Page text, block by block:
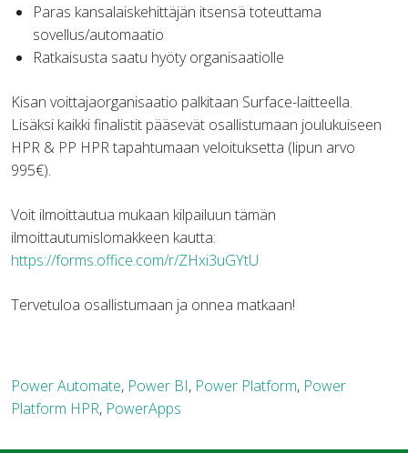
Paras kansalaiskehittäjän itsensä toteuttama
sovellus/automaatio
Ratkaisusta saatu hyöty organisaatiolle
Kisan voittajaorganisaatio palkitaan Surface-laitteella.
Lisäksi kaikki finalistit pääsevät osallistumaan joulukuiseen
HPR & PP HPR tapahtumaan veloituksetta (lipun arvo
995€).
Voit ilmoittautua mukaan kilpailuun tämän
ilmoittautumislomakkeen kautta:
https://forms.office.com/r/ZHxi3uGYtU
Tervetuloa osallistumaan ja onnea matkaan!
Power Automate, Power BI, Power Platform, Power
Platform HPR, PowerApps